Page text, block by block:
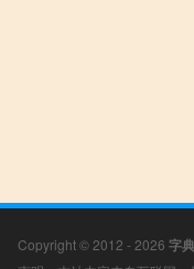
Copyright © 2012 - 2026 字